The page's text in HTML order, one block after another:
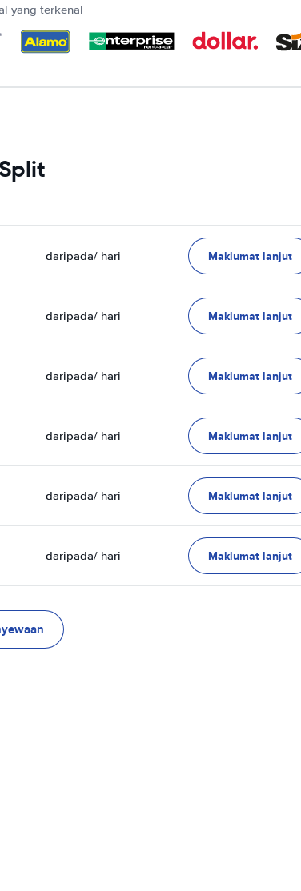
yang terkenal
daripada/ hari Maklumat lanjut
daripada/ hari Maklumat lanjut
daripada/ hari Maklumat lanjut
daripada/ hari Maklumat lanjut
daripada/ hari Maklumat lanjut
daripada/ hari Maklumat lanjut